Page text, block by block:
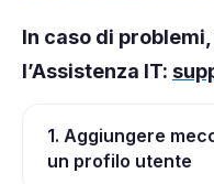
In caso di
l’Assistenza IT:
1. Aggiungere
un profilo utente